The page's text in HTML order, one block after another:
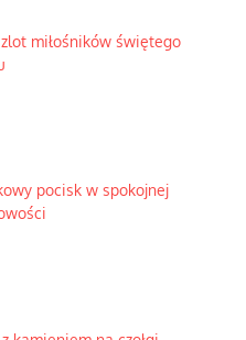
miłośników świętego
pocisk w spokojnej